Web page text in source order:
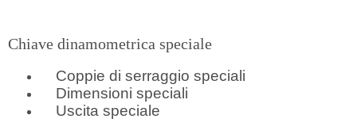
Chiave dinamometrica speciale
Coppie di serraggio speciali
Dimensioni speciali
Uscita speciale